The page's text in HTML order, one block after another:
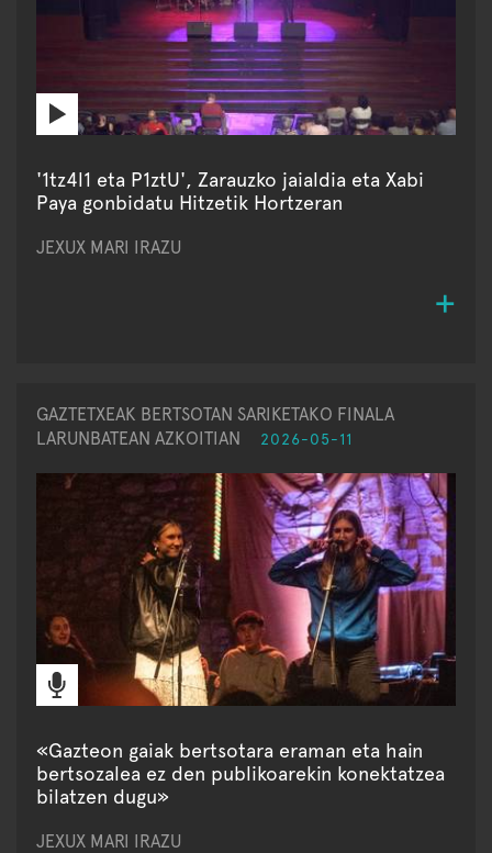
'1tz4l1 eta P1ztU', Zarauzko jaialdia eta Xabi
Paya gonbidatu Hitzetik Hortzeran
JEXUX MARI IRAZU
GAZTETXEAK BERTSOTAN SARIKETAKO FINALA
LARUNBATEAN AZKOITIAN
2026-05-11
«Gazteon gaiak bertsotara eraman eta hain
bertsozalea ez den publikoarekin konektatzea
bilatzen dugu»
JEXUX MARI IRAZU